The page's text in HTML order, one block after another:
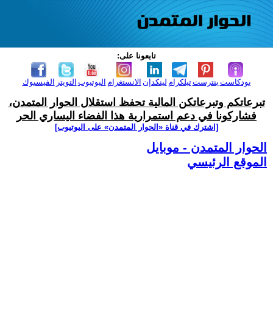
تابعونا على:
الفيسبوك التويتر اليوتيوب الانستغرام لينكدإن تيلكرامبنترست بودكاست
تبرعاتكم وتبرعاتكن المالية تحفظ استقلال الحوار المتمدن،
فشاركونا في دعم استمرارية هذا الفضاء اليساري الحر
[اشترك في قناة ‫«الحوار المتمدن» على اليوتيوب]
الحوار المتمدن - موبايل
الموقع الرئيسي